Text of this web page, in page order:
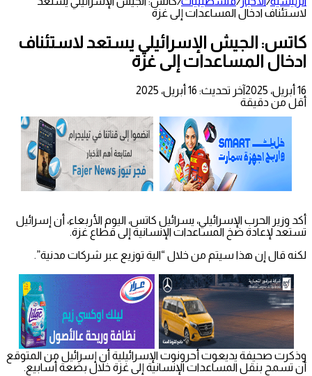
لاستئناف ادخال المساعدات إلى غزة
كاتس: الجيش الإسرائيلي يستعد لاستئناف
ادخال المساعدات إلى غزة
16 أبريل، 2025
آخر تحديث: 16 أبريل، 2025
أقل من دقيقة
أكد وزير الحرب الإسرائيلي، يسرائيل كاتس، اليوم الأربعاء، أن إسرائيل
تستعد لإعادة ضخ المساعدات الإنسانية إلى قطاع غزة.
لكنه قال إن هذا سيتم من خلال “الية توزيع عبر شركات مدنية”.
وذكرت صحيفة يديعوت أحرونوت الإسرائيلية أن إسرائيل من المتوقع
أن تسمح بنقل المساعدات الإنسانية إلى غزة خلال بضعة أسابيع.